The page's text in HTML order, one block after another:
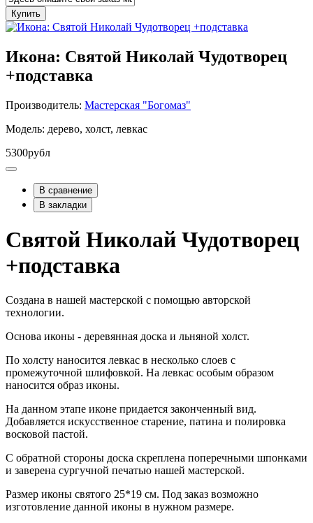
Купить
Икона: Святой Николай Чудотворец
+подставка
Производитель: Мастерская "Богомаз"
Модель: дерево, холст, левкас
5300рубл
В сравнение
В закладки
Святой Николай Чудотворец
+подставка
Создана в нашей мастерской с помощью авторской
технологии.
Основа иконы - деревянная доска и льняной холст.
По холсту наносится левкас в несколько слоев с
промежуточной шлифовкой. На левкас особым образом
наносится образ иконы.
На данном этапе иконе придается законченный вид.
Добавляется искусственное старение, патина и полировка
восковой пастой.
С обратной стороны доска скреплена поперечными шпонками
и заверена сургучной печатью нашей мастерской.
Размер иконы святого 25*19 см. Под заказ возможно
изготовление данной иконы в нужном размере.